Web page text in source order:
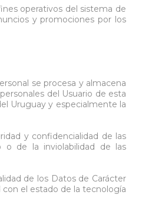
operativos del sistema de
y promociones por los
se procesa y almacena
del Usuario de esta
Uruguay y especialmente la
y confidencialidad de las
o de la inviolabilidad de las
de los Datos de Carácter
el estado de la tecnología